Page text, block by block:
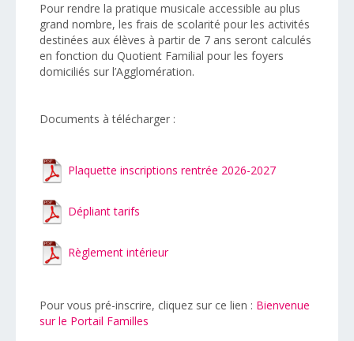
Pour rendre la pratique musicale accessible au plus
grand nombre, les frais de scolarité pour les activités
destinées aux élèves à partir de 7 ans seront calculés
en fonction du Quotient Familial pour les foyers
domiciliés sur l’Agglomération.
Documents à télécharger :
Plaquette inscriptions rentrée 2026-2027
Dépliant tarifs
Règlement intérieur
Pour vous pré-inscrire, cliquez sur ce lien : Bienvenue
sur le Portail Familles